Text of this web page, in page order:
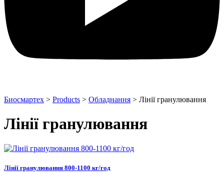
Биосмартех > Products > Обладнання > Лінії гранулювання
Лінії гранулювання
Лінії гранулювання 800-1100 кг/год